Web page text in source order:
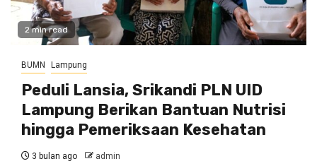
2 min read
BUMN Lampung
Peduli Lansia, Srikandi PLN UID
Lampung Berikan Bantuan Nutrisi
hingga Pemeriksaan Kesehatan
3 bulan ago admin